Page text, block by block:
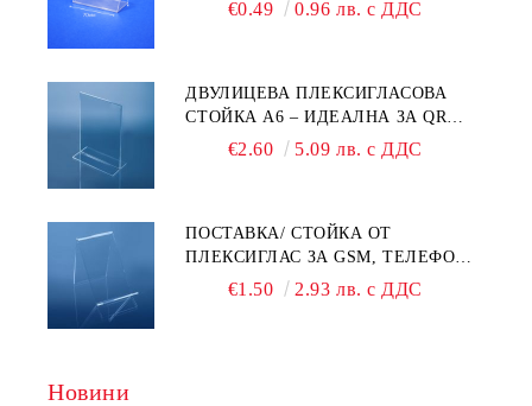
€0.49 0.96 лв. с ДДС
ДВУЛИЦЕВА ПЛЕКСИГЛАСОВА
СТОЙКА A6 – ИДЕАЛНА ЗА QR
КОДОВЕ И РЕКЛАМИ
€2.60 5.09 лв. с ДДС
ПОСТАВКА/ СТОЙКА ОТ
ПЛЕКСИГЛАС ЗА GSM, ТЕЛЕФОН,
СМАРТФОН И АКСЕСОАРИ ЗА ТЯХ
€1.50 2.93 лв. с ДДС
Новини